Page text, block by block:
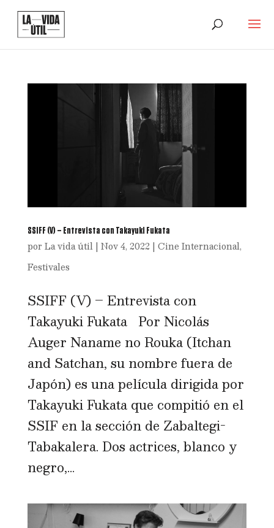
SSIFF (V) – Entrevista con Takayuki Fukata
por La vida útil| Nov 4, 2022 | Cine Internacional,
Festivales
SSIFF (V) – Entrevista con
Takayuki Fukata Por Nicolás
Auger Naname no Rouka (Itchan
and Satchan, su nombre fuera de
Japón) es una película dirigida por
Takayuki Fukata que compitió en el
SSIF en la sección de Zabaltegi-
Tabakalera. Dos actrices, blanco y
negro,...